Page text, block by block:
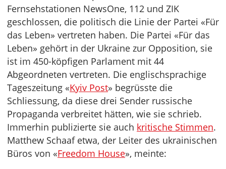
Fernsehstationen NewsOne, 112 und ZIK
geschlossen, die politisch die Linie der Partei «Für
das Leben» vertreten haben. Die Partei «Für das
Leben» gehört in der Ukraine zur Opposition, sie
ist im 450-köpfigen Parlament mit 44
Abgeordneten vertreten. Die englischsprachige
Tageszeitung «Kyiv Post» begrüsste die
Schliessung, da diese drei Sender russische
Propaganda verbreitet hätten, wie sie schrieb.
Immerhin publizierte sie auch kritische Stimmen.
Matthew Schaaf etwa, der Leiter des ukrainischen
Büros von «Freedom House», meinte: